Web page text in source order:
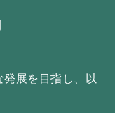
展を目指し、以